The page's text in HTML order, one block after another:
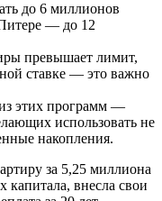
до 6 миллионов
— до 12
превышает лимит,
ставке — это важно
этих программ —
использовать не
накопления.
за 5,25 миллиона
капитала, внесла свои